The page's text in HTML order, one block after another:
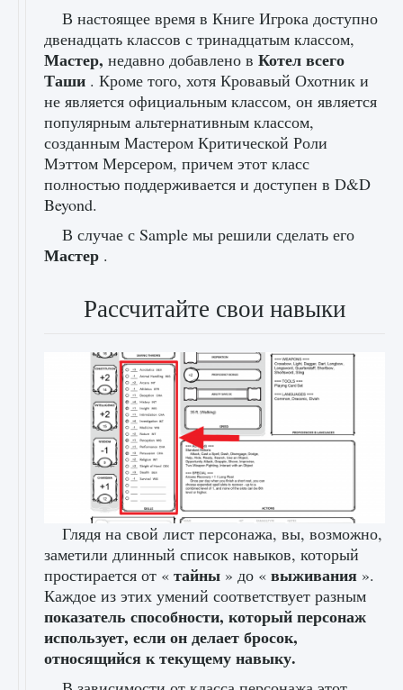
В настоящее время в Книге Игрока доступно
двенадцать классов с тринадцатым классом,
Мастер, недавно добавлено в Котел всего
Таши . Кроме того, хотя Кровавый Охотник и
не является официальным классом, он является
популярным альтернативным классом,
созданным Мастером Критической Роли
Мэттом Мерсером, причем этот класс
полностью поддерживается и доступен в D&D
Beyond.
В случае с Sample мы решили сделать его
Мастер .
Рассчитайте свои навыки
Глядя на свой лист персонажа, вы, возможно,
заметили длинный список навыков, который
простирается от « тайны » до « выживания ».
Каждое из этих умений соответствует разным
показатель способности, который персонаж
использует, если он делает бросок,
относящийся к текущему навыку.